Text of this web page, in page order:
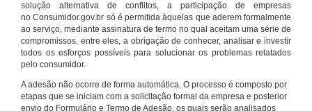
solução alternativa de conflitos, a participação de empresas
no Consumidor.gov.br só é permitida àquelas que aderem formalmente
ao serviço, mediante assinatura de termo no qual aceitam uma série de
compromissos, entre eles, a obrigação de conhecer, analisar e investir
todos os esforços possíveis para solucionar os problemas relatados
pelo consumidor.
A adesão não ocorre de forma automática. O processo é composto por
etapas que se iniciam com a solicitação formal da empresa e posterior
envio do Formulário e Termo de Adesão, os quais serão analisados